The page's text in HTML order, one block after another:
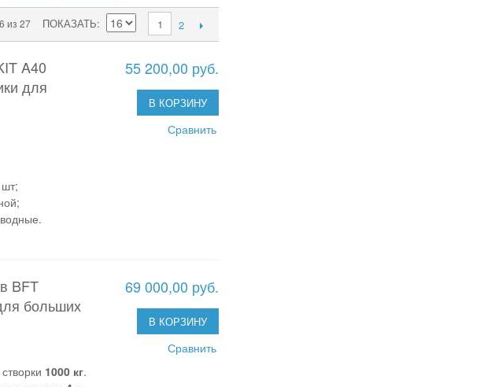
из 27 ПОКАЗАТЬ 1 2
A40
для
55 200,00 руб.
В КОРЗИНУ
Сравнить
BFT
больших
69 000,00 руб.
В КОРЗИНУ
Сравнить
1000 кг.